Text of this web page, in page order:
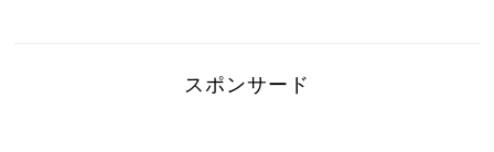
スポンサード